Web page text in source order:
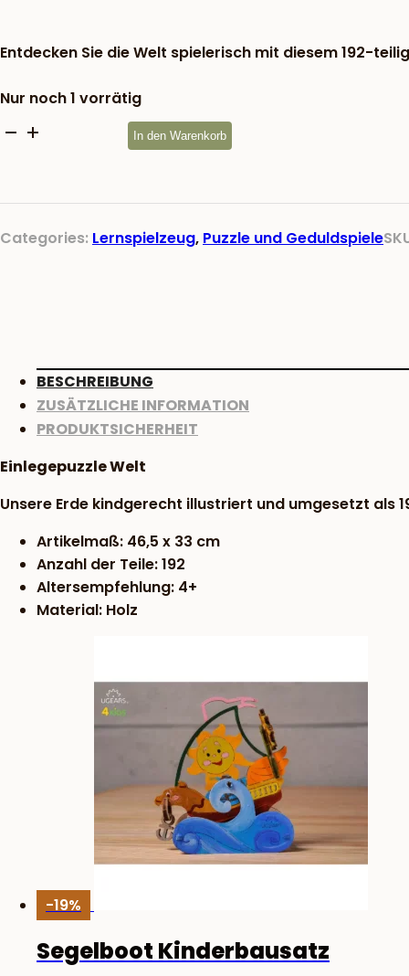
16,50 €
Entdecken Sie die Welt spielerisch mit diesem 192-
Nur noch 1 vorrätig
Einlegepuzzle
In den Warenkorb
Categories: Lernspielzeug, Puzzle und Geduldspiele
BESCHREIBUNG
ZUSÄTZLICHE INFORMATION
PRODUKTSICHERHEIT
Einlegepuzzle Welt
Unsere Erde kindgerecht illustriert und umgesetzt als
Artikelmaß: 46,5 x 33 cm
Anzahl der Teile: 192
Altersempfehlung: 4+
Material: Holz
-19%
Segelboot Kinderbausatz